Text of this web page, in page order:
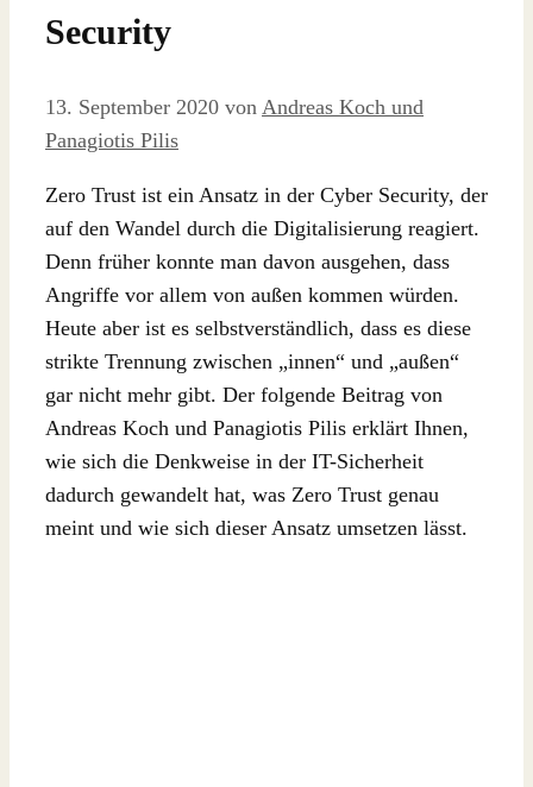
Security
13. September 2020 von Andreas Koch und
Panagiotis Pilis
Zero Trust ist ein Ansatz in der Cyber Security, der
auf den Wandel durch die Digitalisierung reagiert.
Denn früher konnte man davon ausgehen, dass
Angriffe vor allem von außen kommen würden.
Heute aber ist es selbstverständlich, dass es diese
strikte Trennung zwischen „innen“ und „außen“
gar nicht mehr gibt. Der folgende Beitrag von
Andreas Koch und Panagiotis Pilis erklärt Ihnen,
wie sich die Denkweise in der IT-Sicherheit
dadurch gewandelt hat, was Zero Trust genau
meint und wie sich dieser Ansatz umsetzen lässt.